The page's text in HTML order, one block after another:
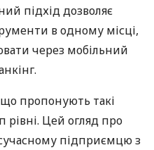
підхід дозволяє
в одному місці,
через мобільний
пропонують такі
рівні. Цей огляд про
підприємцю з